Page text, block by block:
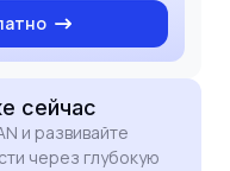
сейчас
и развивайте
через глубокую